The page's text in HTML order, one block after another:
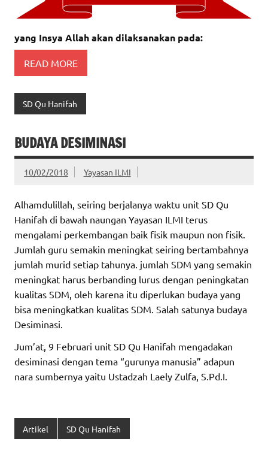
yang Insya Allah akan dilaksanakan pada:
READ MORE
SD Qu Hanifah
BUDAYA DESIMINASI
10/02/2018 Yayasan ILMI
Alhamdulillah, seiring berjalanya waktu unit SD Qu
Hanifah di bawah naungan Yayasan ILMI terus
mengalami perkembangan baik fisik maupun non fisik.
Jumlah guru semakin meningkat seiring bertambahnya
jumlah murid setiap tahunya. jumlah SDM yang semakin
meningkat harus berbanding lurus dengan peningkatan
kualitas SDM, oleh karena itu diperlukan budaya yang
bisa meningkatkan kualitas SDM. Salah satunya budaya
Desiminasi.
Jum’at, 9 Februari unit SD Qu Hanifah mengadakan
desiminasi dengan tema “gurunya manusia” adapun
nara sumbernya yaitu Ustadzah Laely Zulfa, S.Pd.I.
Artikel SD Qu Hanifah